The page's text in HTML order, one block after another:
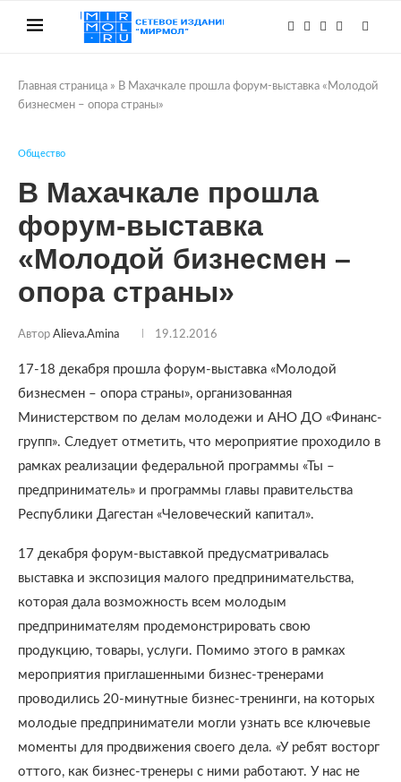
Главная страница » В Махачкале прошла форум-выставка «Молодой
бизнесмен – опора страны»
Общество
В Махачкале прошла
форум-выставка
«Молодой бизнесмен –
опора страны»
Автор Alieva.amina 19.12.2016
17-18 декабря прошла форум-выставка «Молодой
бизнесмен – опора страны», организованная
Министерством по делам молодежи и АНО ДО «Финанс-
групп». Следует отметить, что мероприятие проходило в
рамках реализации федеральной программы «Ты –
предприниматель» и программы главы правительства
Республики Дагестан «Человеческий капитал».
17 декабря форум-выставкой предусматривалась
выставка и экспозиция малого предпринимательства,
которая дала возможность всем молодым
предпринимателям продемонстрировать свою
продукцию, товары, услуги. Помимо этого в рамках
мероприятия приглашенными бизнес-тренерами
проводились 20-минутные бизнес-тренинги, на которых
молодые предприниматели могли узнать все ключевые
моменты для продвижения своего дела. «У ребят восторг
оттого, как бизнес-тренеры с ними работают. У нас не